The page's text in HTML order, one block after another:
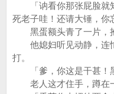
「讷看你那张屁脸就
死老子哇！还请大锤，你
黑蛋额头青了一片，抱
他媳妇听见动静，连忙
打。
「爹，你这是干甚！黑
老人这才住手，蹲在一